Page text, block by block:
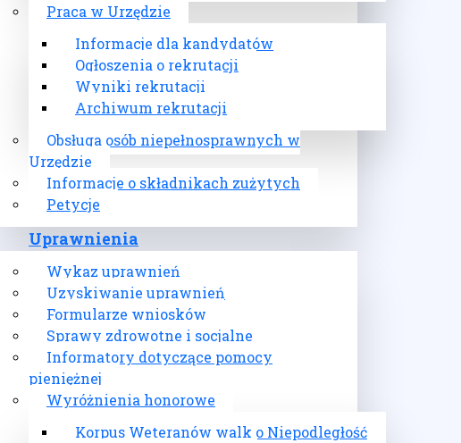
Praca w Urzędzie
Informacje dla kandydatów
Ogłoszenia o rekrutacji
Wyniki rekrutacji
Archiwum rekrutacji
Obsługa osób niepełnosprawnych w
Urzędzie
Informacje o składnikach zużytych
Petycje
Uprawnienia
Wykaz uprawnień
Uzyskiwanie uprawnień
Formularze wniosków
Sprawy zdrowotne i socjalne
Informatory dotyczące pomocy
pieniężnej
Wyróżnienia honorowe
Korpus Weteranów walk o Niepodległość